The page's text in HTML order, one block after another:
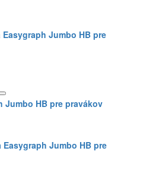
Jumbo HB pre
Jumbo HB pre pravákov
Jumbo HB pre